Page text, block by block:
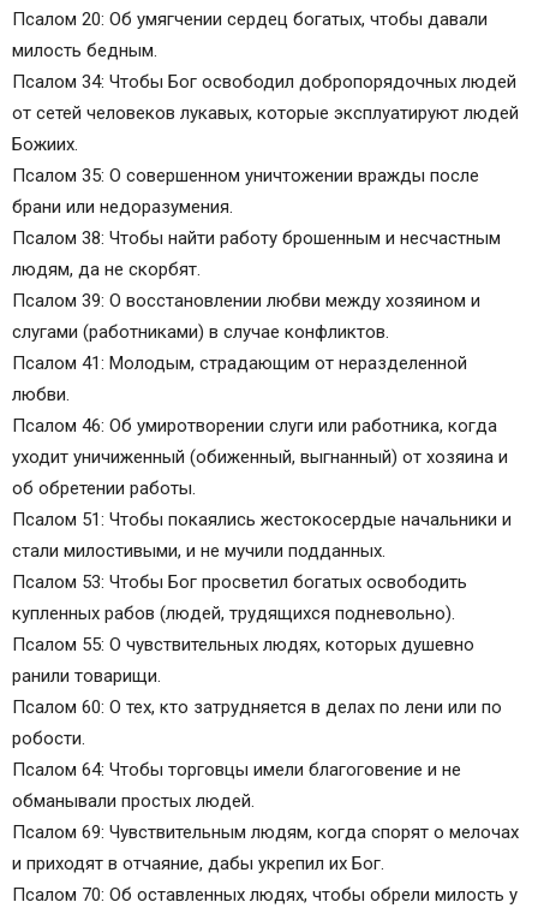
Псалом 20: Об умягчении сердец богатых, чтобы давали
милость бедным.
Псалом 34: Чтобы Бог освободил добропорядочных людей
от сетей человеков лукавых, которые эксплуатируют людей
Божиих.
Псалом 35: О совершенном уничтожении вражды после
брани или недоразумения.
Псалом 38: Чтобы найти работу брошенным и несчастным
людям, да не скорбят.
Псалом 39: О восстановлении любви между хозяином и
слугами (работниками) в случае конфликтов.
Псалом 41: Молодым, страдающим от неразделенной
любви.
Псалом 46: Об умиротворении слуги или работника, когда
уходит уничиженный (обиженный, выгнанный) от хозяина и
об обретении работы.
Псалом 51: Чтобы покаялись жестокосердые начальники и
стали милостивыми, и не мучили подданных.
Псалом 53: Чтобы Бог просветил богатых освободить
купленных рабов (людей, трудящихся подневольно).
Псалом 55: О чувствительных людях, которых душевно
ранили товарищи.
Псалом 60: О тех, кто затрудняется в делах по лени или по
робости.
Псалом 64: Чтобы торговцы имели благоговение и не
обманывали простых людей.
Псалом 69: Чувствительным людям, когда спорят о мелочах
и приходят в отчаяние, дабы укрепил их Бог.
Псалом 70: Об оставленных людях, чтобы обрели милость у